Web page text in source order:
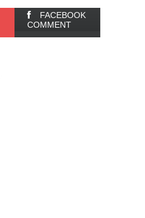
FACEBOOK
COMMENT